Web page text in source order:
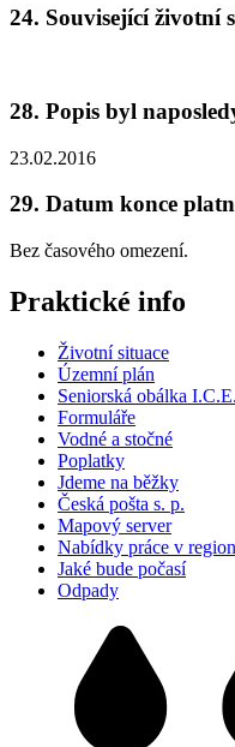
24. Související životní
28. Popis byl
23.02.2016
29. Datum konce
Bez časového omezení.
Praktické info
Životní situace
Územní plán
Seniorská obálka
Formuláře
Vodné a stočné
Poplatky
Jdeme na běžky
Česká pošta s. p.
Mapový server
Nabídky práce v
Jaké bude počasí
Odpady